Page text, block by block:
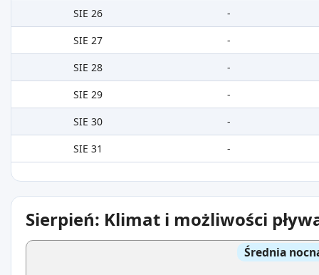
SIE 26
-
SIE 27
-
SIE 28
-
SIE 29
-
SIE 30
-
SIE 31
-
Sierpień: Klimat i możliwości
Średnia